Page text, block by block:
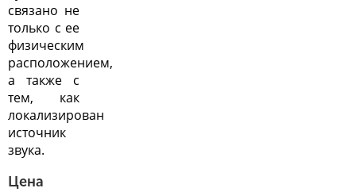
связано не
только с ее
физическим
расположением,
а также с
тем, как
локализирован
источник
звука.
Цена